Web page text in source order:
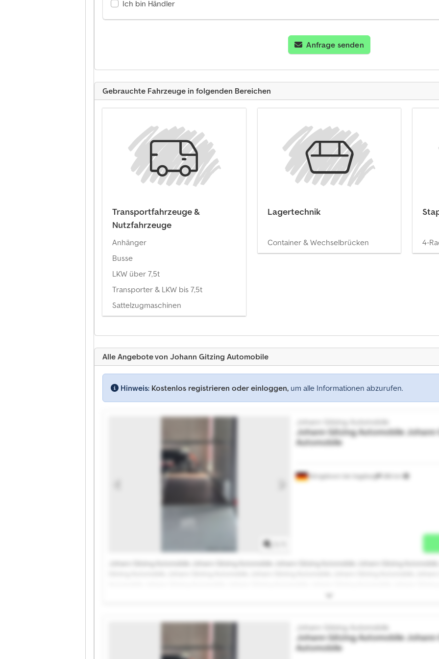
Ich bin Händler
Anfrage senden
Gebrauchte Fahrzeuge in folgenden Bereichen
Transportfahrzeuge &
Nutzfahrzeuge
Anhänger
Busse
LKW über 7,5t
Transporter & LKW bis 7,5t
Sattelzugmaschinen
Lagertechnik
Container & Wechselbrücken 4-
Alle Angebote von Johann Gitzing Automobile
Hinweis: Kostenlos registrieren oder einloggen, um alle Informationen abzurufen.
Königsbrunn bei Augsburg
Johann Gitzing Automobile
Johann Gitzing AutomobileJohann
Automobile
Automobile Johann Gitzing Automobile Johann Gitzing Automobile Johann Gitzing Automobile Johann
Johann Gitzing Automobile
Johann Gitzing AutomobileJohann
Automobile